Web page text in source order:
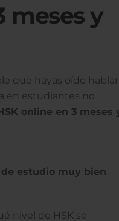
meses y
que hayas oído hablar
en estudiantes no
online en 3 meses
estudio muy bien
nivel de HSK se